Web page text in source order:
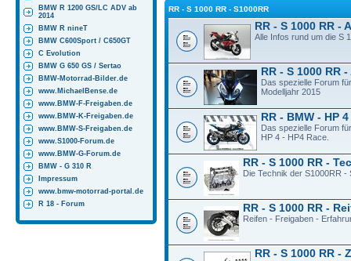
BMW R 1200 GS/LC ADV ab
2014
BMW R nineT
BMW C600Sport / C650GT
C Evolution
BMW G 650 GS / Sertao
BMW-Motorrad-Bilder.de
www.MichaelBense.de
www.BMW-F-Freigaben.de
www.BMW-K-Freigaben.de
www.BMW-S-Freigaben.de
www.S1000-Forum.de
www.BMW-G-Forum.de
BMW - G 310 R
Impressum
www.bmw-motorrad-portal.de
R 18 - Forum
RR - S 1000 RR - S1000RR
RR - S 1000 RR -
Alle Infos rund um die S
RR - S 1000 RR
Das spezielle Forum
Modelljahr 2015
RR - BMW - HP
Das spezielle Forum
HP 4 - HP4 Race.
RR - S 1000 RR -
Die Technik der S1000RR
RR - S 1000 RR -
Reifen - Freigaben -
RR - S 1000 RR -